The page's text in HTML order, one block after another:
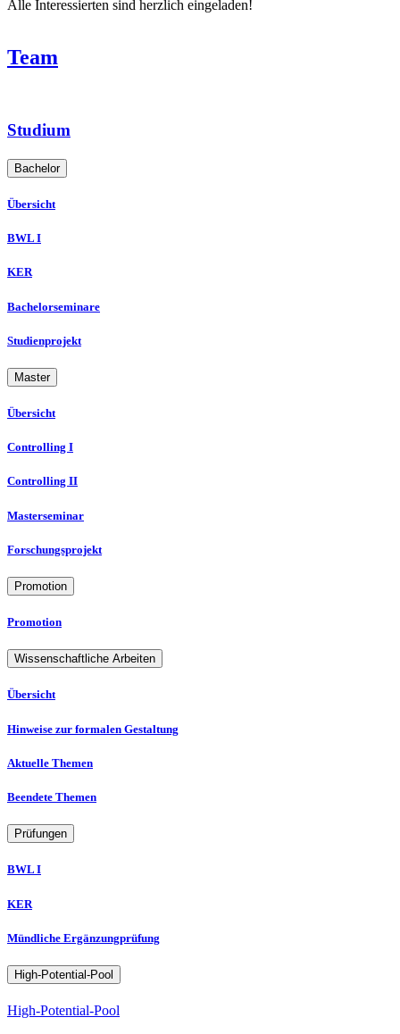
Alle Interessierten sind herzlich eingeladen!
Team
Studium
Bachelor
Übersicht
BWL I
KER
Bachelorseminare
Studienprojekt
Master
Übersicht
Controlling I
Controlling II
Masterseminar
Forschungsprojekt
Promotion
Promotion
Wissenschaftliche Arbeiten
Übersicht
Hinweise zur formalen Gestaltung
Aktuelle Themen
Beendete Themen
Prüfungen
BWL I
KER
Mündliche Ergänzungprüfung
High-Potential-Pool
High-Potential-Pool